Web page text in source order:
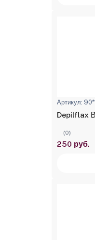
Артикул:
Depilflax
(0)
250 руб.